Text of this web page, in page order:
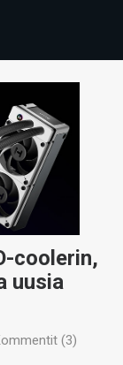
coolerin,
uusia
(3)